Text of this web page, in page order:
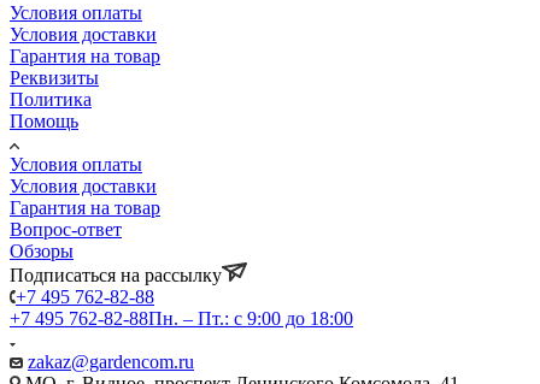
Условия оплаты
Условия доставки
Гарантия на товар
Реквизиты
Политика
Помощь
Условия оплаты
Условия доставки
Гарантия на товар
Вопрос-ответ
Обзоры
Подписаться на рассылку
+7 495 762-82-88
+7 495 762-82-88Пн. – Пт.: с 9:00 до 18:00
zakaz@gardencom.ru